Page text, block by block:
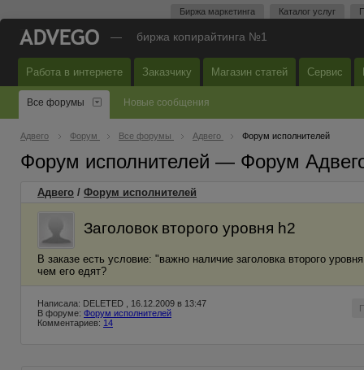
Биржа маркетинга Каталог услуг
— биржа копирайтинга №1
Работа в интернете Заказчику Магазин статей Сервис
Все форумы Новые сообщения
Адвего Форум Все форумы Адвего Форум исполнителей
Форум исполнителей — Форум
Адвего / Форум исполнителей
Заголовок второго уровня h2
В заказе есть условие: "важно наличие заголовка второго
чем его едят?
Написала: DELETED , 16.12.2009 в 13:47
В форуме: Форум исполнителей
Комментариев: 14